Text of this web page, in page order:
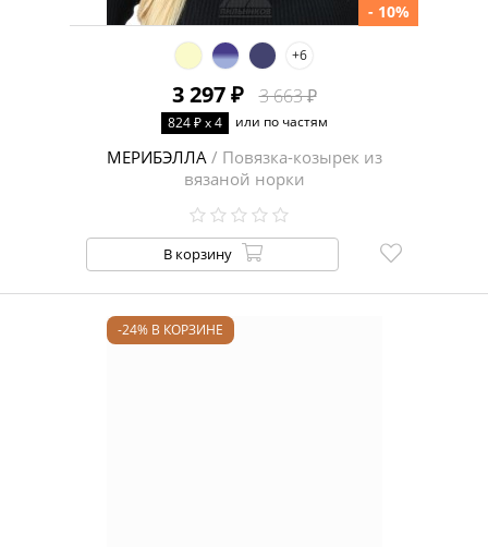
+6
3 297 ₽ 3 663 ₽
- 10%
824 ₽ x 4 или по частям
МЕРИБЭЛЛА/ Повязка-козырек из
вязаной норки
В корзину
-24% В КОРЗИНЕ